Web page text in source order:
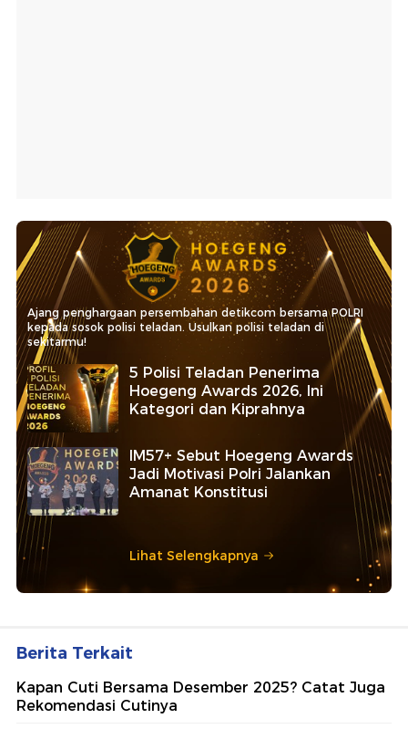
Ajang penghargaan persembahan detikcom bersama POLRI
kepada sosok polisi teladan. Usulkan polisi teladan di
sekitarmu!
5 Polisi Teladan Penerima
Hoegeng Awards 2026, Ini
Kategori dan Kiprahnya
IM57+ Sebut Hoegeng Awards
Jadi Motivasi Polri Jalankan
Amanat Konstitusi
Lihat Selengkapnya
Berita Terkait
Kapan Cuti Bersama Desember 2025? Catat Juga
Rekomendasi Cutinya